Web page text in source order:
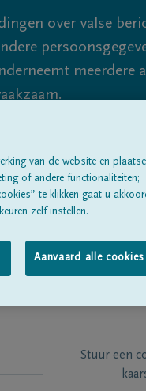
over valse
meerdere
Over ons
Stuur een
van de website en
of andere functionaliteiten;
te klikken gaat u
zelf instellen.
Aanvaard alle cookies